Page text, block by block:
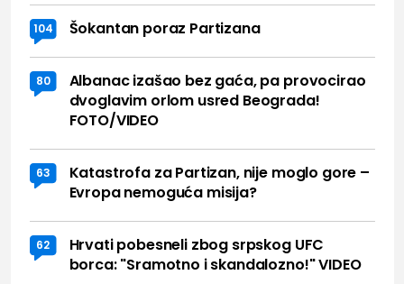
104 Šokantan poraz Partizana
80
Albanac izašao bez gaća, pa provocirao
dvoglavim orlom usred Beograda!
FOTO/VIDEO
63
Katastrofa za Partizan, nije moglo gore –
Evropa nemoguća misija?
62
Hrvati pobesneli zbog srpskog UFC
borca: "Sramotno i skandalozno!" VIDEO